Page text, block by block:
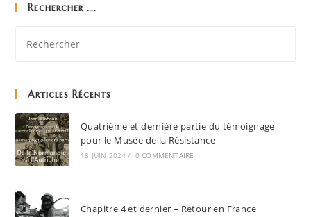
Rechercher ….
Articles Récents
Quatrième et dernière partie du témoignage
pour le Musée de la Résistance
18 JUIN 2024 / 0 COMMENTAIRE
Chapitre 4 et dernier – Retour en France